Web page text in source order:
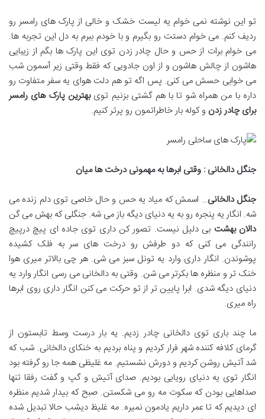
تو این نوشته نمی خوام یه لیست خشک و خالی از پارک های رامسر رو
ردیف کنم. می خوام دستت رو بگیرم و با خودم ببرم به دل این تجربه ها.
می خوام برات از حس و حال چادر زدن توی این پارک ها بگم از زیبایی
هاشون از چالش هاشون و از اون جادویی که فقط وقتی زیر آسمون شب
می خوابی حسش می کنی. پس اگه تو هم دلت هوای یه سفر متفاوت رو
داره با من همراه شو تا با هم گشتی بزنیم تویبهترین پارک های رامسر
برای چادر زدن و کوله بار خاطراتمون رو پرتر کنیم.
جنگل دالخانی : وقتی ابرها به مهمونی درخت ها میان
جنگل دالخانی… اسمش که میاد یه حس و حال خاصی توی دلم زنده می
شه. انگار یه پنجره رو به یه دنیای دیگه باز می شه. جنگلی که بهش می گن
دالان بهشت بی دلیل نیست. تصور کن داری توی جاده ای پیچ درپیچ
رانندگی می کنی که دو طرفش رو درخت های سر به فلک کشیده
پوشوندن. انگار داری وارد یه تونل سبز می شی. هر چی بالاتر میری هوا
خنک تر و منظره ها بکرتر می شن. وقتی به دالخانی می رسی انگار وارد یه
دنیای دیگه شدی. ابرا پایین تر از تو حرکت می کنن انگار داری روی ابرها
راه میری.
ما چند باری توی دالخانی چادر زدیم. یه بار درست وسط تابستون از
گرمای کلافه کننده شهر فرار کردیم و پناه بردیم به خنکای دالخانی. شب که
شد آتیش روشن کردیم و دورش نشستیم. مه غلیظی همه جا رو گرفته بود
انگار توی یه دنیای رویایی بودیم. صدای آتیش و گپ و گفت رفقا تنها
صداهایی بودن که سکوت مه رو می شکستن. صبح که بیدار شدیم منظره
ای دیدیم که تا عمر داریم یادمون نمیره. مه غلیظ دیشب حالا تبدیل شده